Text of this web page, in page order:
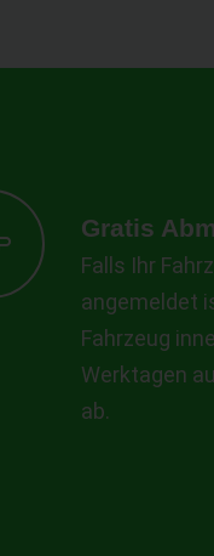
Gratis
Falls Ihr
angemeldet
Fahrzeug
Werktagen
ab.